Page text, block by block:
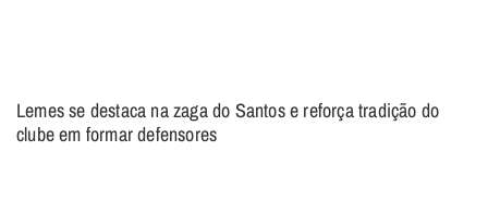
Lemes se destaca na zaga do Santos e reforça tradição do
clube em formar defensores